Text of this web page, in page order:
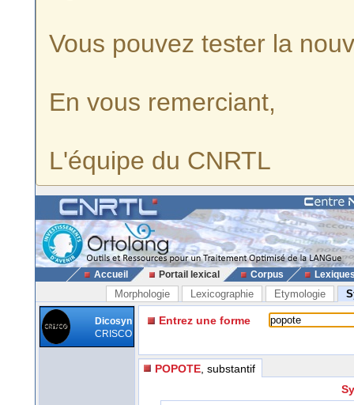
Vous pouvez tester la
En vous remerciant,
L'équipe du CNRTL
Accueil Portail lexical Corpus
Morphologie Lexicographie Etymologie
Dicosyn
CRISCO
Entrez une forme
POPOTE , substantif